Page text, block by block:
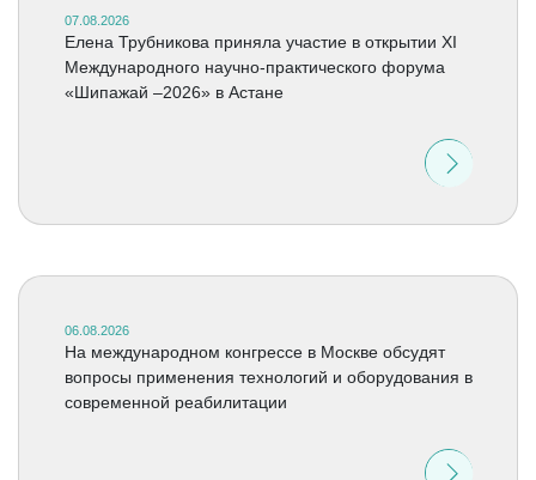
07.08.2026
Елена Трубникова приняла участие в открытии XI
Международного научно-практического форума
«Шипажай –2026» в Астане
06.08.2026
На международном конгрессе в Москве обсудят
вопросы применения технологий и оборудования в
современной реабилитации